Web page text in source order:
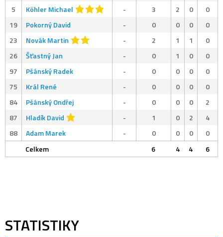
5 Köhler Michael - 3 2 0
0
19
Pokorný David - 0 0 0
0
23
Novák Martin - 2 1 1
0
26
Šťastný Jan - 0 1 0
0
97
Pšánský Radek - 0 0 0
0
75
Král René - 0 0 0
0
84
Pšánský Ondřej - 0 0 0
2
87
Hladík David - 1 0 2
4
88
Adam Marek - 0 0 0
0
Celkem
6 4 4 6
STATISTIKY